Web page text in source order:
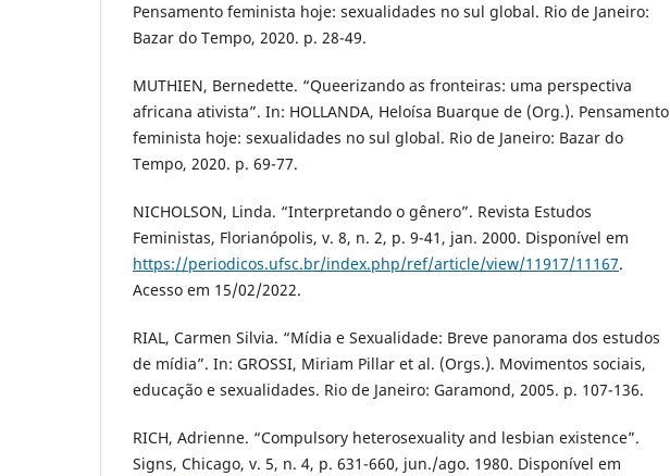
Pensamento feminista hoje: sexualidades no sul global. Rio de Janeiro:
Bazar do Tempo, 2020. p. 28-49.
MUTHIEN, Bernedette. “Queerizando as fronteiras: uma perspectiva
africana ativista”. In: HOLLANDA, Heloísa Buarque de (Org.). Pensamento
feminista hoje: sexualidades no sul global. Rio de Janeiro: Bazar do
Tempo, 2020. p. 69-77.
NICHOLSON, Linda. “Interpretando o gênero”. Revista Estudos
Feministas, Florianópolis, v. 8, n. 2, p. 9-41, jan. 2000. Disponível em
https://periodicos.ufsc.br/index.php/ref/article/view/11917/11167.
Acesso em 15/02/2022.
RIAL, Carmen Silvia. “Mídia e Sexualidade: Breve panorama dos estudos
de mídia”. In: GROSSI, Miriam Pillar et al. (Orgs.). Movimentos sociais,
educação e sexualidades. Rio de Janeiro: Garamond, 2005. p. 107-136.
RICH, Adrienne. “Compulsory heterosexuality and lesbian existence”.
Signs, Chicago, v. 5, n. 4, p. 631-660, jun./ago. 1980. Disponível em